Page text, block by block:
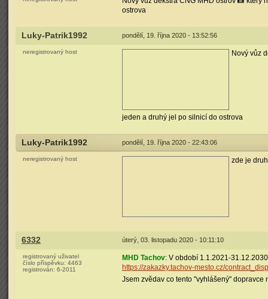
ostrova
Luky-Patrik1992 pondělí, 19. října 2020 - 13:52:56
neregistrovaný host Nový vůz
jeden a druhý jel po silnicí do ostrova
Luky-Patrik1992 pondělí, 19. října 2020 - 22:43:06
neregistrovaný host zde je
6332 úterý, 03. listopadu 2020 - 10:11:10
registrovaný uživatel
číslo příspěvku: 4463
registrován: 6-2011
MHD Tachov: V období 1.1.2021-
https://zakazky.tachov-mesto.cz/
Jsem zvědav co tento "vyhlášený" dopravce